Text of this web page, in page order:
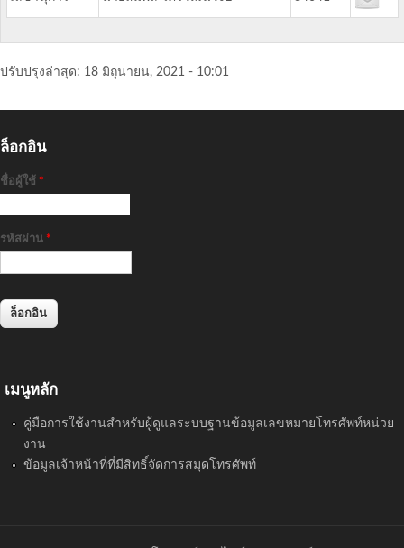
ปรับปรุงล่าสุด: 18 มิถุนายน, 2021 - 10:01
ล็อกอิน
ชื่อผู้ใช้ *
รหัสผ่าน *
เมนูหลัก
คู่มือการใช้งานสำหรับผู้ดูแลระบบฐานข้อมูลเลขหมายโทรศัพท์หน่วย
งาน
ข้อมูลเจ้าหน้าที่ที่มีสิทธิ์จัดการสมุดโทรศัพท์